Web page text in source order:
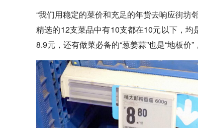
“我们用稳定的菜价和充足的年货去响应街坊
精选的12支菜品中有10支都在10元以下，
8.9元，还有做菜必备的“葱姜蒜”也是“地板价”